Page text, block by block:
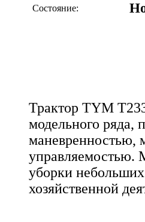
Состояние:
Трактор TYM
модельного ряда,
маневренностью,
управляемостью.
уборки
хозяйственной